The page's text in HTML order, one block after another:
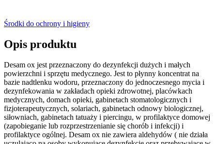
Środki do ochrony i higieny
Opis produktu
Desam ox jest przeznaczony do dezynfekcji dużych i małych
powierzchni i sprzętu medycznego. Jest to płynny koncentrat na
bazie nadtlenku wodoru, przeznaczony do jednoczesnego mycia i
dezynfekowania w zakładach opieki zdrowotnej, placówkach
medycznych, domach opieki, gabinetach stomatologicznych i
fizjoterapeutycznych, solariach, gabinetach odnowy biologicznej,
siłowniach, gabinetach tatuaży i piercingu, w profilaktyce domowej
(zapobieganie lub rozprzestrzenianie się chorób i infekcji) i
profilaktyce ogólnej. Desam ox nie zawiera aldehydów ( nie działa